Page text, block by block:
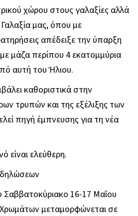
χώρου στους γαλαξίες αλλά
μας, όπου με
απέδειξε την ύπαρξη
μάζα περίπου 4 εκατομμύρια
αυτή του Ήλιου.
καθοριστικά στην
τρυπών και της εξέλιξης των
πηγή έμπνευσης για τη νέα
είναι ελεύθερη.
Σαββατοκύριακο 16-17 Μαΐου
μεταμορφώνεται σε